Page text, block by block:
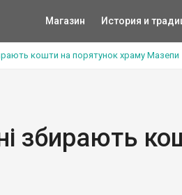
Магазин История и
кошти на порятунок храму Мазепи
збирають